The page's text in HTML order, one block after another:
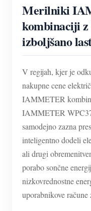
Merilniki
kombinaciji z
izboljšano
V regijah, kjer je
nakupne cene
IAMMETER
IAMMETER
samodejno zazna
inteligentno dodeli
ali drugi
porabo sončne
nizkovrednostne
uporabnikove račune